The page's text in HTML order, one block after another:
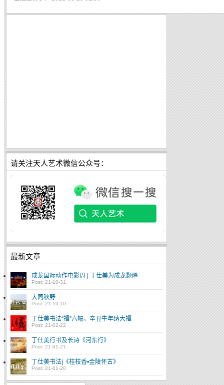
请关注天人艺术微信公众号：
最新文章
成龙国际动作电影周 | 丁仕美为成龙题匾
Post: 21-10-31
大同秋野
Post: 21-10-10
丁仕美书法“福”六幅，辛丑牛年纳大福
Post: 21-02-22
丁仕美行书及长诗《河东行》
Post: 21-01-21
丁仕美书法|《桂枝香•金陵怀古》
Post: 21-01-20
中国书法入人类非遗名
录